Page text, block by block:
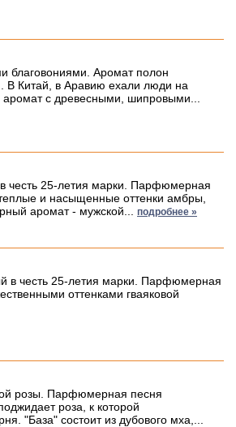
благовониями. Аромат полон
В Китай, в Аравию ехали люди на
с древесными, шипровыми...
честь 25-летия марки. Парфюмерная
и насыщенные оттенки амбры,
аромат - мужской... подробнее »
в честь 25-летия марки. Парфюмерная
оттенками гваяковой
розы. Парфюмерная песня
роза, к которой
"База" состоит из дубового мха,...